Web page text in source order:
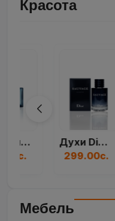
Красота
Духи Dior Sauvage...
299.00с.
Мебель